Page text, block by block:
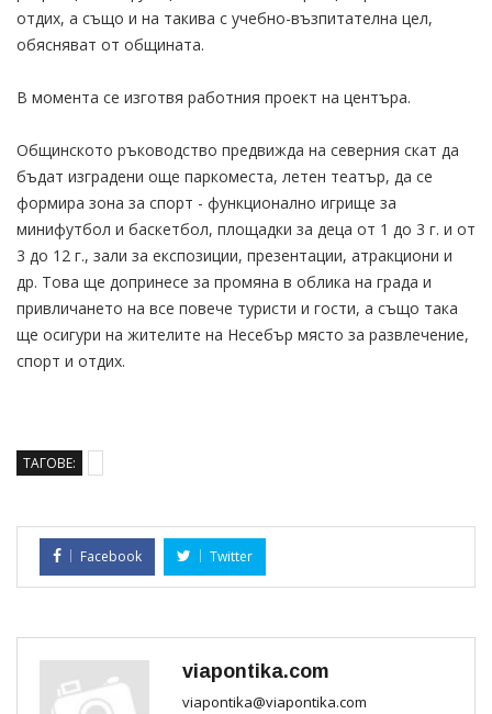
отдих, а също и на такива с учебно-възпитателна цел,
обясняват от общината.
В момента се изготвя работния проект на центъра.
Общинското ръководство предвижда на северния скат да
бъдат изградени още паркоместа, летен театър, да се
формира зона за спорт - функционално игрище за
минифутбол и баскетбол, площадки за деца от 1 до 3 г. и от
3 до 12 г., зали за експозиции, презентации, атракциони и
др. Това ще допринесе за промяна в облика на града и
привличането на все повече туристи и гости, а също така
ще осигури на жителите на Несебър място за развлечение,
спорт и отдих.
ТАГОВЕ:
Facebook Twitter
viapontika.com
viapontika@viapontika.com